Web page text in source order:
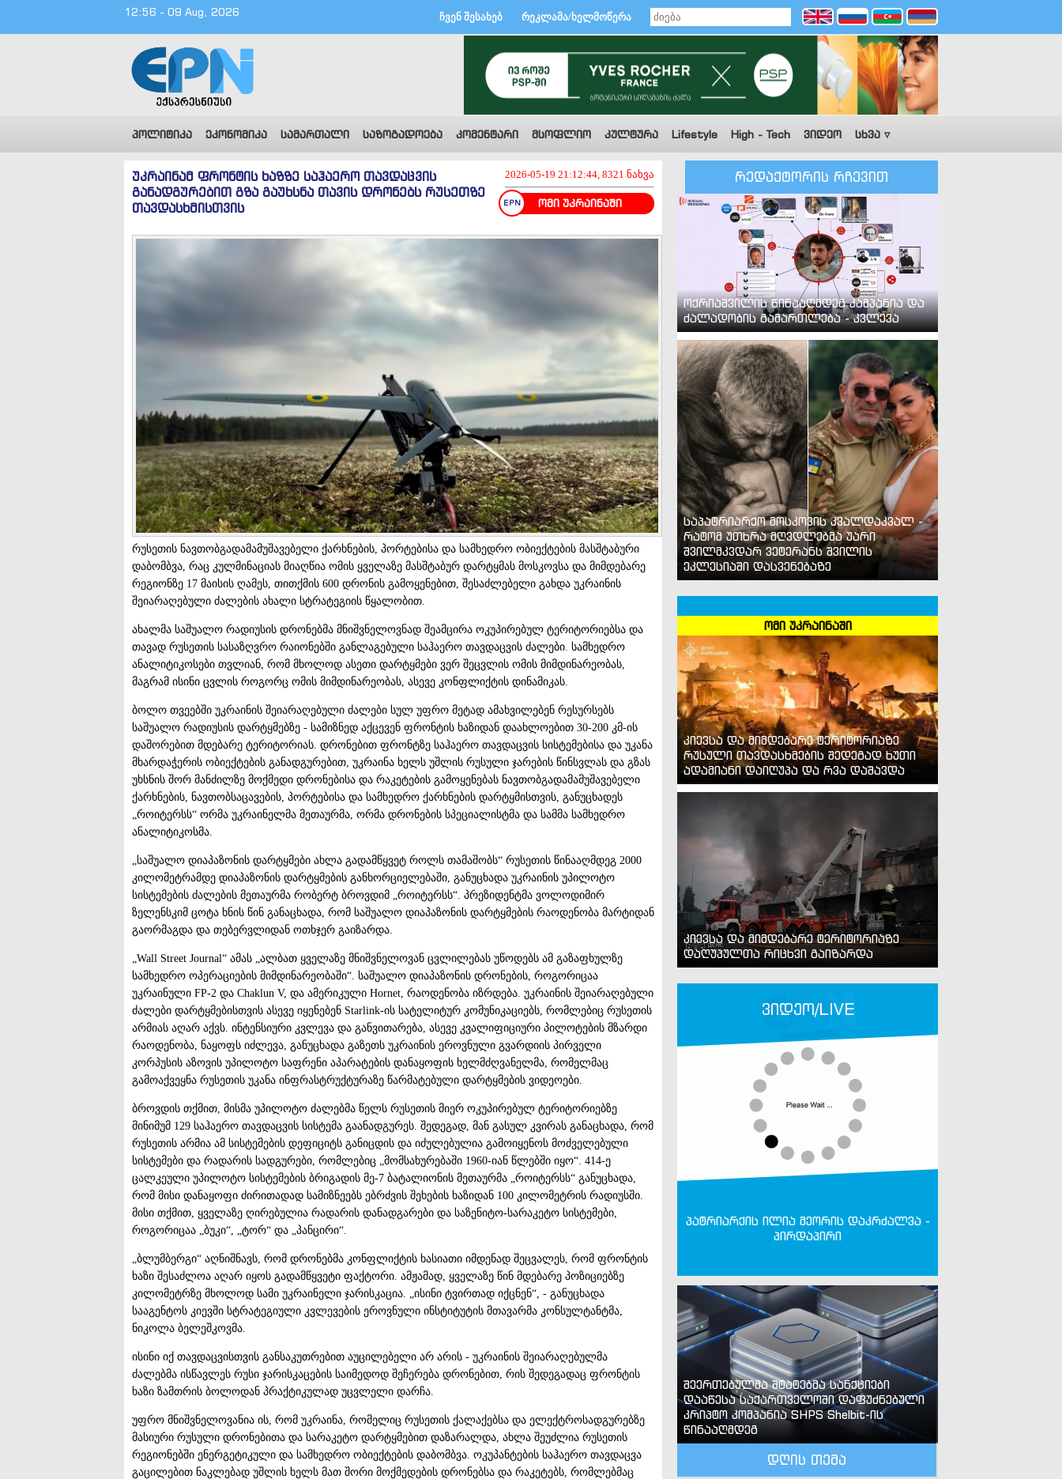
12:56 - 09 Aug, 2026 ჩვენ შესახებ რეკლამა/ხელმოწერა
პოლიტიკა ეკონომიკა სამართალი საზოგადოება კომენტარი მსოფლიო კულტურა Lifestyle High - Tech ვიდეო სხვა ▿
2026-05-19 21:12:44, 8321 ნახვა
ომი უკრაინაში
უკრაინამ ფრონტის ხაზზე საჰაერო თავდაცვის
განადგურებით გზა გაუხსნა თავის დრონებს რუსეთზე
თავდასხმისთვის
რუსეთის ნავთობგადამამუშავებელი ქარხნების, პორტებისა და სამხედრო ობიექტების მასშტაბური
დაბომბვა, რაც კულმინაციას მიაღწია ომის ყველაზე მასშტაბურ დარტყმას მოსკოვსა და მიმდებარე
რეგიონზე 17 მაისის ღამეს, თითქმის 600 დრონის გამოყენებით, შესაძლებელი გახდა უკრაინის
შეიარაღებული ძალების ახალი სტრატეგიის წყალობით.
ახალმა საშუალო რადიუსის დრონებმა მნიშვნელოვნად შეამცირა ოკუპირებულ ტერიტორიებსა და
თავად რუსეთის სასაზღვრო რაიონებში განლაგებული საჰაერო თავდაცვის ძალები. სამხედრო
ანალიტიკოსები თვლიან, რომ მხოლოდ ასეთი დარტყმები ვერ შეცვლის ომის მიმდინარეობას,
მაგრამ ისინი ცვლის როგორც ომის მიმდინარეობას, ასევე კონფლიქტის დინამიკას.
ბოლო თვეებში უკრაინის შეიარაღებული ძალები სულ უფრო მეტად ამახვილებენ რესურსებს
საშუალო რადიუსის დარტყმებზე - სამიზნედ აქცევენ ფრონტის ხაზიდან დაახლოებით 30-200 კმ-ის
დაშორებით მდებარე ტერიტორიას. დრონებით ფრონტზე საჰაერო თავდაცვის სისტემებისა და უკანა
მხარდაჭერის ობიექტების განადგურებით, უკრაინა ხელს უშლის რუსული ჯარების წინსვლას და გზას
უხსნის შორ მანძილზე მოქმედი დრონებისა და რაკეტების გამოყენებას ნავთობგადამამუშავებელი
ქარხნების, ნავთობსაცავების, პორტებისა და სამხედრო ქარხნების დარტყმისთვის, განუცხადეს
„როიტერსს“ ორმა უკრაინელმა მეთაურმა, ორმა დრონების სპეციალისტმა და სამმა სამხედრო
ანალიტიკოსმა.
„საშუალო დიაპაზონის დარტყმები ახლა გადამწყვეტ როლს თამაშობს“ რუსეთის წინააღმდეგ 2000
კილომეტრამდე დიაპაზონის დარტყმების განხორციელებაში, განუცხადა უკრაინის უპილოტო
სისტემების ძალების მეთაურმა რობერტ ბროვდიმ „როიტერსს“. პრეზიდენტმა ვოლოდიმირ
ზელენსკიმ ცოტა ხნის წინ განაცხადა, რომ საშუალო დიაპაზონის დარტყმების რაოდენობა მარტიდან
გაორმაგდა და თებერვლიდან ოთხჯერ გაიზარდა.
„Wall Street Journal“ ამას „ალბათ ყველაზე მნიშვნელოვან ცვლილებას უწოდებს ამ გაზაფხულზე
სამხედრო ოპერაციების მიმდინარეობაში“. საშუალო დიაპაზონის დრონების, როგორიცაა
უკრაინული FP-2 და Chaklun V, და ამერიკული Hornet, რაოდენობა იზრდება. უკრაინის შეიარაღებული
ძალები დარტყმებისთვის ასევე იყენებენ Starlink-ის სატელიტურ კომუნიკაციებს, რომლებიც რუსეთის
არმიას აღარ აქვს. ინტენსიური კვლევა და განვითარება, ასევე კვალიფიციური პილოტების მზარდი
რაოდენობა, ნაყოფს იძლევა, განუცხადა გაზეთს უკრაინის ეროვნული გვარდიის პირველი
კორპუსის აზოვის უპილოტო საფრენი აპარატების დანაყოფის ხელმძღვანელმა, რომელმაც
გამოაქვეყნა რუსეთის უკანა ინფრასტრუქტურაზე წარმატებული დარტყმების ვიდეოები.
ბროვდის თქმით, მისმა უპილოტო ძალებმა წელს რუსეთის მიერ ოკუპირებულ ტერიტორიებზე
მინიმუმ 129 საჰაერო თავდაცვის სისტემა გაანადგურეს. შედეგად, მან გასულ კვირას განაცხადა, რომ
რუსეთის არმია ამ სისტემების დეფიციტს განიცდის და იძულებულია გამოიყენოს მოძველებული
სისტემები და რადარის სადგურები, რომლებიც „მომსახურებაში 1960-იან წლებში იყო“. 414-ე
ცალკეული უპილოტო სისტემების ბრიგადის მე-7 ბატალიონის მეთაურმა „როიტერსს“ განუცხადა,
რომ მისი დანაყოფი ძირითადად სამიზნეებს ებრძვის შეხების ხაზიდან 100 კილომეტრის რადიუსში.
მისი თქმით, ყველაზე ღირებულია რადარის დანადგარები და საზენიტო-სარაკეტო სისტემები,
როგორიცაა „ბუკი“, „ტორ“ და „პანცირი“.
„ბლუმბერგი“ აღნიშნავს, რომ დრონებმა კონფლიქტის ხასიათი იმდენად შეცვალეს, რომ ფრონტის
ხაზი შესაძლოა აღარ იყოს გადამწყვეტი ფაქტორი. ამჟამად, ყველაზე წინ მდებარე პოზიციებზე
კილომეტრზე მხოლოდ სამი უკრაინელი ჯარისკაცია. „ისინი ტვირთად იქცნენ“, - განუცხადა
სააგენტოს კიევში სტრატეგიული კვლევების ეროვნული ინსტიტუტის მთავარმა კონსულტანტმა,
ნიკოლა ბელეშკოვმა.
ისინი იქ თავდაცვისთვის განსაკუთრებით აუცილებელი არ არის - უკრაინის შეიარაღებულმა
ძალებმა ისწავლეს რუსი ჯარისკაცების საიმედოდ შეჩერება დრონებით, რის შედეგადაც ფრონტის
ხაზი ზამთრის ბოლოდან პრაქტიკულად უცვლელი დარჩა.
უფრო მნიშვნელოვანია ის, რომ უკრაინა, რომელიც რუსეთის ქალაქებსა და ელექტროსადგურებზე
მასიური რუსული დრონებითა და სარაკეტო დარტყმებით დაზარალდა, ახლა შეუძლია რუსეთის
რეგიონებში ენერგეტიკული და სამხედრო ობიექტების დაბომბვა. ოკუპანტების საჰაერო თავდაცვა
გაცილებით ნაკლებად უშლის ხელს მათ შორი მოქმედების დრონებსა და რაკეტებს, რომლებმაც
რედაქტორის რჩევით
ოქრიაშვილის წინააღმდეგ კამპანია და
ძალადობის გამართლება - კვლევა
საპატრიარქო მოსკოვის კვალდაკვალ -
რატომ უთხრა მღვდლებმა უარი
შვილმკვდარ ვეტერანს შვილის
ეკლესიაში დასვენებაზე
ომი უკრაინაში
კიევსა და მიმდებარე ტერიტორიაზე
რუსული თავდასხმების შედეგად ხუთი
ადამიანი დაიღუპა და რვა დაშავდა
კიევსა და მიმდებარე ტერიტორიაზე
დაღუპულთა რიცხვი გაიზარდა
ვიდეო/LIVE
პატრიარქის ილია მეორის დაკრძალვა -
პირდაპირი
შეერთებულმა შტატებმა სანქციები
დააწესა საქართველოში დაფუძნებული
კრიპტო კომპანია SHPS Shelbit-ის
წინააღმდეგ
დღის თემა